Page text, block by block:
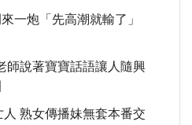
一炮「先高潮就輸了」
師說著寶寶話語讓人隨興
熟女傳播妹無套本番交